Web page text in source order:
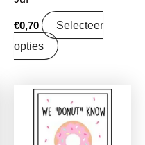
€0,70
Selecteer
opties